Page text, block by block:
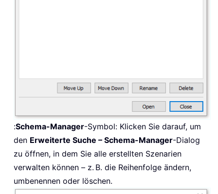
:Schema-Manager-Symbol: Klicken Sie darauf, um
den Erweiterte Suche – Schema-Manager-Dialog
zu öffnen, in dem Sie alle erstellten Szenarien
verwalten können – z. B. die Reihenfolge ändern,
umbenennen oder löschen.